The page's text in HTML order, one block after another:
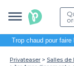
Trop chaud pour faire
Privateaser Salles de